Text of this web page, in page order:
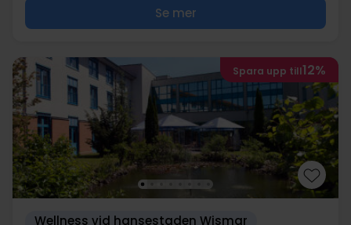
Se mer
Spara upp till12%
Wellness vid hansestaden Wismar